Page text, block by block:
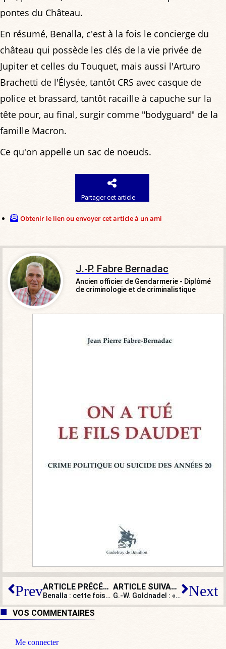
pontes du Château.
En résumé, Benalla, c'est à la fois le concierge du
château qui possède les clés de la vie privée de
Jupiter et celles du Touquet, mais aussi l'Arturo
Brachetti de l'Élysée, tantôt CRS avec casque de
police et brassard, tantôt racaille à capuche sur la
tête pour, au final, surgir comme "bodyguard" de la
famille Macron.
Ce qu'on appelle un sac de noeuds.
Partager cet article
Obtenir le lien ou envoyer cet article à un ami
J.-P. Fabre Bernadac
Ancien officier de Gendarmerie - Diplômé
de criminologie et de criminalistique
Prev ARTICLE PRÉCÉDENT
Benalla : cette fois-ci Macron décroche vraiment
ARTICLE SUIVANT
G.-W. Goldnadel : « Si les informations du Parisien sont confirmées, cette affaire de perquisition chez Benalla est énorme ! » Next
VOS COMMENTAIRES
Me connecter